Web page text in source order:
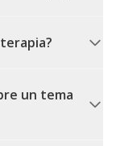
un tema